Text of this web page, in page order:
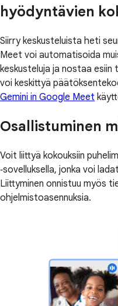
hyödyntävien
Siirry keskusteluista heti
Meet voi automatisoida
keskusteluja ja nostaa
voi keskittyä
Gemini in Google Meet
Osallistuminen
Voit liittyä kokouksiin
‑sovelluksella, jonka voi
Liittyminen onnistuu myös
ohjelmistoasennuksia.